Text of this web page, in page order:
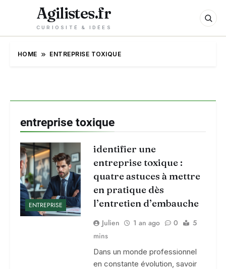
Agilistes.fr
CURIOSITÉ & IDÉES
HOME ENTREPRISE TOXIQUE
entreprise toxique
ENTREPRISE
identifier une
entreprise toxique :
quatre astuces à mettre
en pratique dès
l’entretien d’embauche
Julien 1 an ago 0
5
mins
Dans un monde professionnel
en constante évolution, savoir